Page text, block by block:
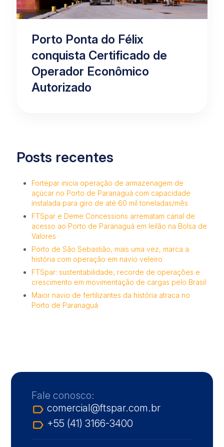
Porto Ponta do Félix
conquista Certificado de
Operador Econômico
Autorizado
Posts recentes
Fortepar inicia operação de armazenagem de
açúcar no Porto de Paranaguá com capacidade
instalada para giro de até 60 mil toneladas/mês
FTSpar e Deme Concessions arrematam canal de
acesso ao Porto de Paranaguá em leilão na Bolsa de
Valores
Porto de São Sebastião, mais uma vez, marca a
história com operação em navio veleiro
FTSpar: sustentabilidade, recorde de operações e
crescimento em movimentação de cargas pelo Brasil
Maior navio de fertilizantes da história atraca no
Porto de Paranaguá
Fale conosco:
label_outline comercial@ftspar.com.br
label_outline +55 (41) 3166-3400